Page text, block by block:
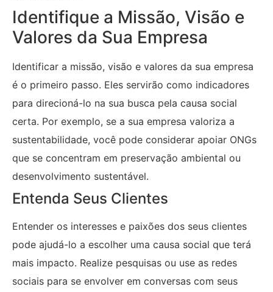
Identifique a Missão, Visão e
Valores da Sua Empresa
Identificar a missão, visão e valores da sua empresa
é o primeiro passo. Eles servirão como indicadores
para direcioná-lo na sua busca pela causa social
certa. Por exemplo, se a sua empresa valoriza a
sustentabilidade, você pode considerar apoiar ONGs
que se concentram em preservação ambiental ou
desenvolvimento sustentável.
Entenda Seus Clientes
Entender os interesses e paixões dos seus clientes
pode ajudá-lo a escolher uma causa social que terá
mais impacto. Realize pesquisas ou use as redes
sociais para se envolver em conversas com seus